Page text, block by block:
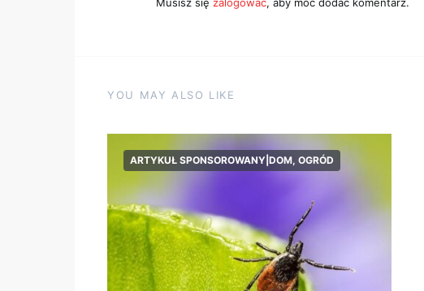
YOU MAY ALSO LIKE
ARTYKUŁ SPONSOROWANY|DOM, OGRÓD